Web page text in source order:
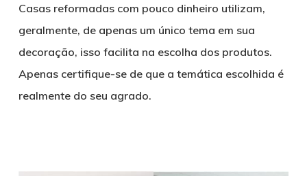
Casas reformadas com pouco dinheiro utilizam,
geralmente, de apenas um único tema em sua
decoração, isso facilita na escolha dos produtos.
Apenas certifique-se de que a temática escolhida é
realmente do seu agrado.